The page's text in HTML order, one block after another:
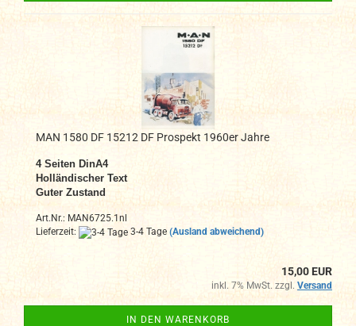
MAN 1580 DF 15212 DF Prospekt 1960er Jahre
4 Seiten DinA4
Holländischer Text
Guter Zustand
Art.Nr.: MAN6725.1nl
Lieferzeit:
3-4 Tage (Ausland abweichend)
15,00 EUR
inkl. 7% MwSt. zzgl. Versand
IN DEN WARENKORB